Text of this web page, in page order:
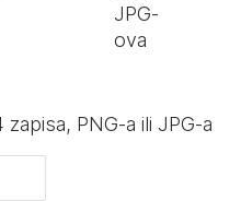
JPG-
ova
PNG-a ili JPG-a